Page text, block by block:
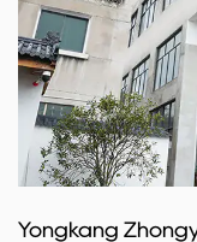
Yongkang